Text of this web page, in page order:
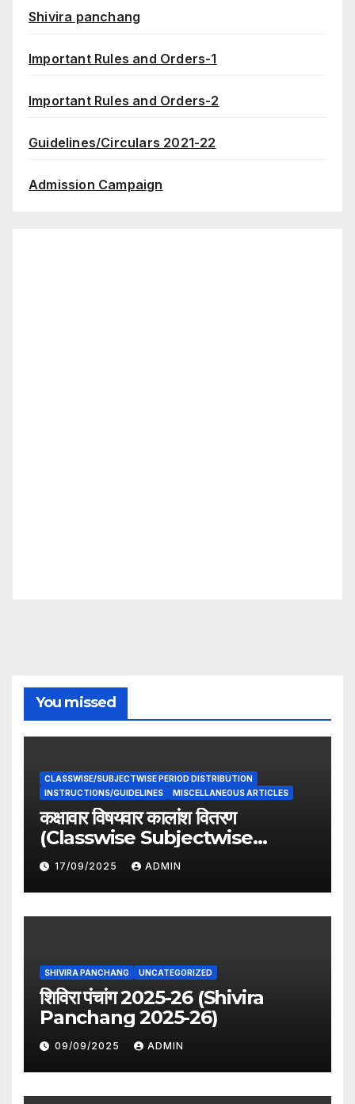
Shivira panchang
Important Rules and Orders-1
Important Rules and Orders-2
Guidelines/Circulars 2021-22
Admission Campaign
You missed
CLASSWISE/SUBJECTWISE PERIOD DISTRIBUTION
INSTRUCTIONS/GUIDELINES
MISCELLANEOUS ARTICLES
कक्षावार विषयवार कालांश वितरण
(Classwise Subjectwise
period distribution)
17/09/2025 ADMIN
SHIVIRA PANCHANG UNCATEGORIZED
शिविरा पंचांग 2025-26 (Shivira
Panchang 2025-26)
09/09/2025 ADMIN